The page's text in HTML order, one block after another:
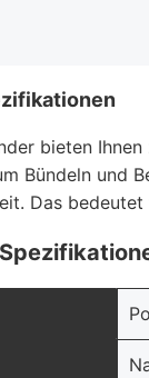
bieten
Bündeln und
Das